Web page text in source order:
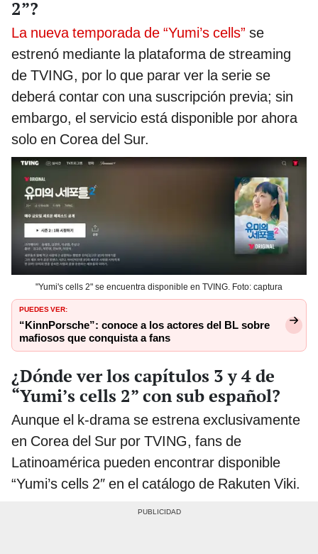
2”?
La nueva temporada de “Yumi’s cells” se
estrenó mediante la plataforma de streaming
de TVING, por lo que parar ver la serie se
deberá contar con una suscripción previa; sin
embargo, el servicio está disponible por ahora
solo en Corea del Sur.
"Yumi's cells 2" se encuentra disponible en TVING. Foto: captura
PUEDES VER:
“KinnPorsche”: conoce a los actores del BL sobre
mafiosos que conquista a fans
¿Dónde ver los capítulos 3 y 4 de
“Yumi’s cells 2” con sub español?
Aunque el k-drama se estrena exclusivamente
en Corea del Sur por TVING, fans de
Latinoamérica pueden encontrar disponible
“Yumi’s cells 2″ en el catálogo de Rakuten Viki.